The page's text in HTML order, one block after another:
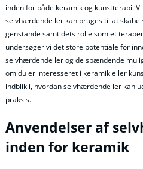
inden for både keramik og kunstterapi.
selvhærdende ler kan bruges til at skabe
genstande samt dets rolle som et
undersøger vi det store potentiale for
selvhærdende ler og de spændende
om du er interesseret i keramik eller
indblik i, hvordan selvhærdende ler kan
praksis.
Anvendelser af
inden for keramik